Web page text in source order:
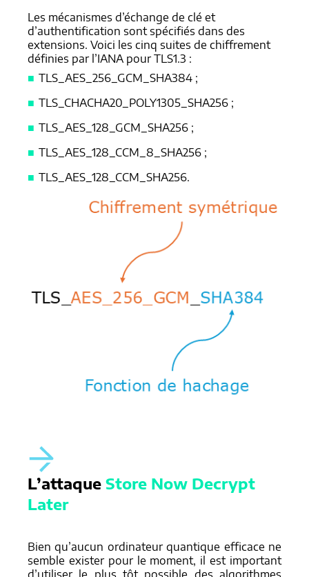
Les mécanismes d’échange de clé et
d’authentification sont spécifiés dans des
extensions. Voici les cinq suites de chiffrement
définies par l’IANA pour TLS1.3 :
TLS_AES_256_GCM_SHA384 ;
TLS_CHACHA20_POLY1305_SHA256 ;
TLS_AES_128_GCM_SHA256 ;
TLS_AES_128_CCM_8_SHA256 ;
TLS_AES_128_CCM_SHA256.
L’attaque Store Now Decrypt
Later
Bien qu’aucun ordinateur quantique efficace ne
semble exister pour le moment, il est important
d’utiliser le plus tôt possible des algorithmes